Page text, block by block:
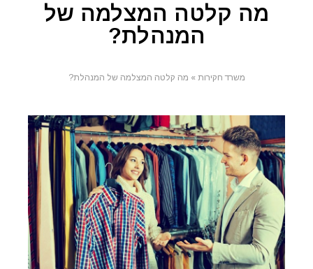
מה קלטה המצלמה של
המנהלת?
משרד חקירות » מה קלטה המצלמה של המנהלת?